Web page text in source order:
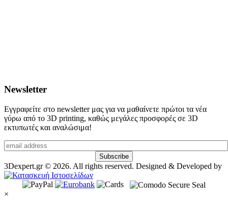
Newsletter
Εγγραφείτε στο newsletter μας για να μαθαίνετε πρώτοι τα νέα
γύρω από το 3D printing, καθώς μεγάλες προσφορές σε 3D
εκτυπωτές και αναλώσιμα!
3Dexpert.gr © 2026. All rights reserved. Designed & Developed by
×